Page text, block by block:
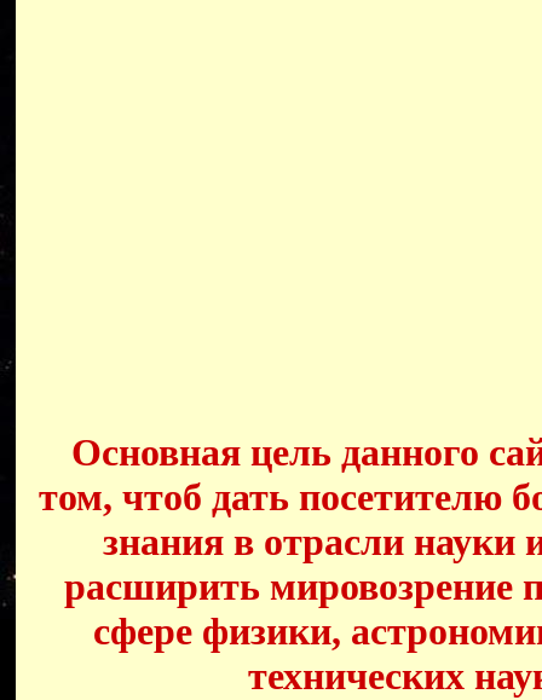
Основная цель данного
том, чтоб дать посетителю
знания в отрасли науки
расширить мировозрение
сфере физики,
технических